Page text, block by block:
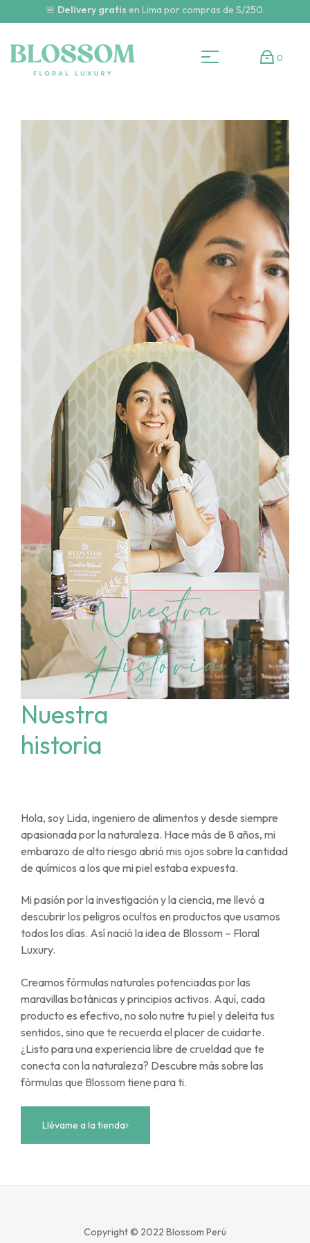
🚨 Delivery gratis en Lima por compras de S/250.
0
Nuestra
Historia
Nuestra
historia
Hola, soy Lida, ingeniero de alimentos y desde siempre
apasionada por la naturaleza. Hace más de 8 años, mi
embarazo de alto riesgo abrió mis ojos sobre la cantidad
de químicos a los que mi piel estaba expuesta.
Mi pasión por la investigación y la ciencia, me llevó a
descubrir los peligros ocultos en productos que usamos
todos los días. Así nació la idea de Blossom – Floral
Luxury.
Creamos fórmulas naturales potenciadas por las
maravillas botánicas y principios activos. Aquí, cada
producto es efectivo, no solo nutre tu piel y deleita tus
sentidos, sino que te recuerda el placer de cuidarte.
¿Listo para una experiencia libre de crueldad que te
conecta con la naturaleza? Descubre más sobre las
fórmulas que Blossom tiene para ti.
Llévame a la tienda
Copyright © 2022 Blossom Perú